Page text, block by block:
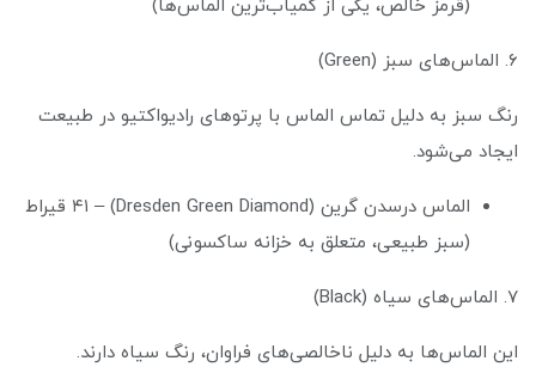
(قرمز خالص، یکی از کمیاب‌ترین الماس‌ها)
۶. الماس‌های سبز (Green)
رنگ سبز به دلیل تماس الماس با پرتوهای رادیواکتیو در طبیعت
ایجاد می‌شود.
الماس درسدن گرین (Dresden Green Diamond) – ۴۱ قیراط
(سبز طبیعی، متعلق به خزانه ساکسونی)
۷. الماس‌های سیاه (Black)
این الماس‌ها به دلیل ناخالصی‌های فراوان، رنگ سیاه دارند.